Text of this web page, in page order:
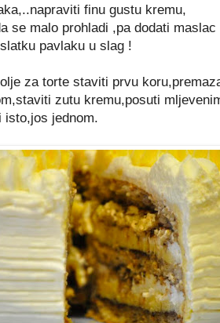
finu gustu kremu,
se malo prohladi ,pa dodati
pavlaku u slag !
za torte staviti prvu
zutu kremu,posuti
isto,jos jednom.